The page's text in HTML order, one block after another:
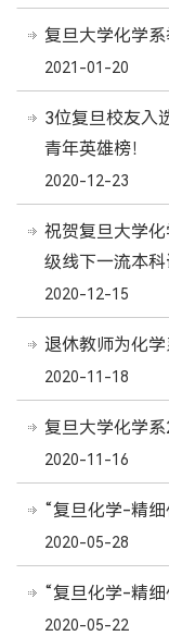
复旦大学化学
2021-01-20
3位复旦校友入
青年英雄榜！
2020-12-23
祝贺复旦大学
级线下一流本科
2020-12-15
退休教师为化学
2020-11-18
复旦大学化学
2020-11-16
“复旦化学-精
2020-05-28
“复旦化学-精
2020-05-22